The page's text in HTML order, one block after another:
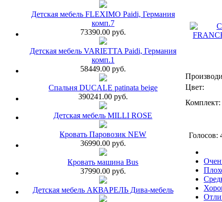
Детская мебель FLEXIMO Paidi, Германия
комп.7
73390.00 руб.
Детская мебель VARIETTA Paidi, Германия
комп.1
58449.00 руб.
Спальня DUCALE patinata beige
390241.00 руб.
Детская мебель MILLI ROSE
Кровать Паровозик NEW
36990.00 руб.
Кровать машина Bus
37990.00 руб.
Детская мебель АКВАРЕЛЬ Дива-мебель
Цвет:
Комплект:
Голосов: